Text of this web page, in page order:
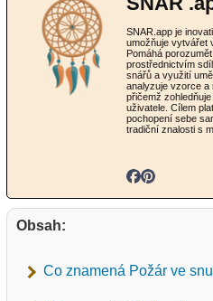
SNAR.app je
umožňuje vytvářet
Pomáhá
prostřednictvím
snářů a využití
analyzuje vzorce a
přičemž
uživatele. Cílem
pochopení sebe
tradiční znalosti s
Obsah:
Co znamená Požár ve